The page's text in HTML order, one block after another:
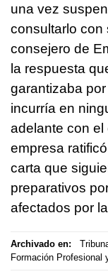
una vez
consultarlo con
consejero de
la respuesta
garantizaba
incurría en
adelante con el
empresa
carta que
preparativos
afectados por
Archivado en:
Formación Profesional